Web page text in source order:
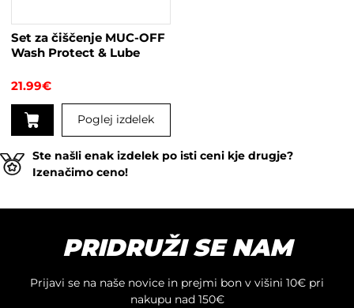
Set za čiščenje MUC-OFF
Wash Protect & Lube
21.99€
Poglej izdelek
Ste našli enak izdelek po isti ceni kje drugje?
Izenačimo ceno!
PRIDRUŽI SE NAM
Prijavi se na naše novice in prejmi bon v višini 10€ pri
nakupu nad 150€